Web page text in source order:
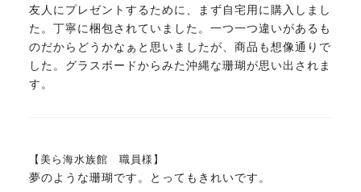
友人にプレゼントするために、まず自宅用に購入しまし
た。丁寧に梱包されていました。一つ一つ違いがあるも
のだからどうかなぁと思いましたが、商品も想像通りで
した。グラスボードからみた沖縄な珊瑚が思い出されま
す。
【美ら海水族館 職員様】
夢のような珊瑚です。とってもきれいです。